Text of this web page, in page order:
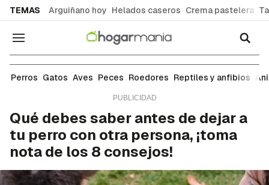
TEMAS Arguiñano hoy Helados caseros Crema pastelera
Navegación
Perros
Perros Gatos Aves Peces Roedores Reptiles y anfibios
Qué debes saber antes de dejar a
tu perro con otra persona, ¡toma
nota de los 8 consejos!